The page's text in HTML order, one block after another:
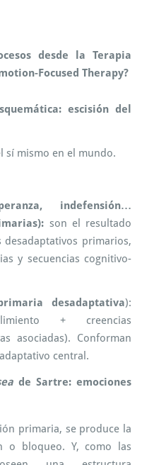
desde la Terapia
Focused Therapy?
escisión del
sí mismo en el mundo.
indefensión…
son el resultado
desadaptativos primarios,
y secuencias cognitivo-
desadaptativa):
+ creencias
asociadas). Conforman
central.
de Sartre: emociones
primaria, se produce la
o bloqueo. Y, como las